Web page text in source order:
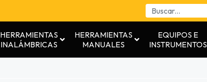
HERRAMIENTAS
INALÁMBRICAS
HERRAMIENTAS
MANUALES
EQUIPOS E
INSTRUMENTOS